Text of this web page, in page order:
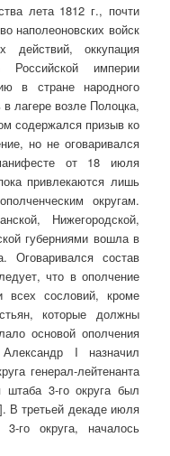
лета 1812 г., почти
наполеоновских войск
оккупация
Российской империи
в стране народного
лагере возле Полоцка,
содержался призыв ко
но не оговаривался
от 18 июля
привлекаются лишь
округам.
Нижегородской,
губерниями вошла в
Оговаривался состав
что в ополчение
всех сословий, кроме
которые должны
основой ополчения
I назначил
генерал-лейтенанта
3-го округа был
В третьей декаде июля
го округа, началось